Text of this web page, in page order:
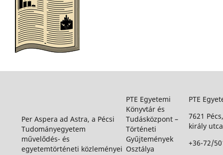
Per Aspera ad Astra, a Pécsi
Tudományegyetem
művelődés- és
egyetemtörténeti közleményei
PTE Egyetemi
Könyvtár és
Tudásközpont –
Történeti
Gyűjtemények
Osztálya
PTE
7621
király
+36-72/